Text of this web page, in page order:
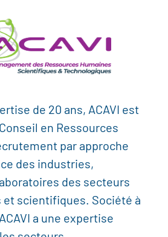
de 20 ans, ACAVI est
en Ressources
par approche
des industries,
des secteurs
scientifiques. Société à
a une expertise